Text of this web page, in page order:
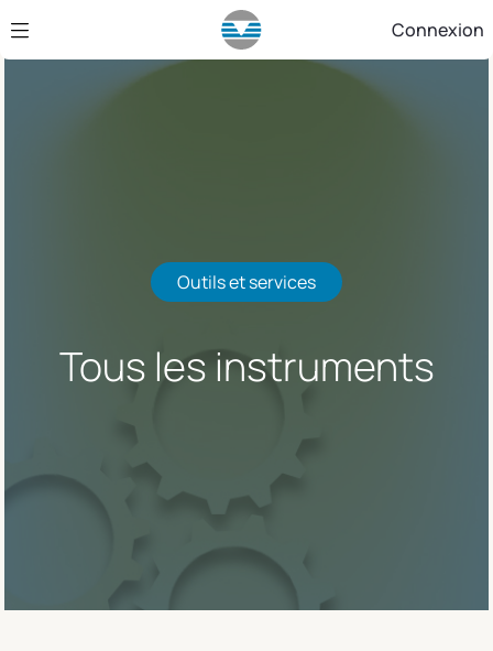
Saut au contenu principal Connexion
Outils et services
Tous les instruments